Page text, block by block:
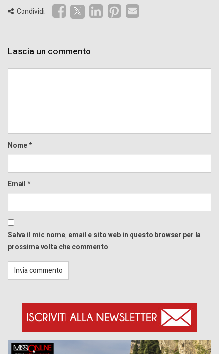
Condividi:
Lascia un commento
Nome*
Email*
Salva il mio nome, email e sito web in questo browser per la
prossima volta che commento.